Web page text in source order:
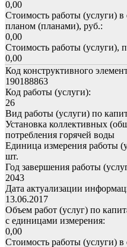
0,00
Стоимость работы (услуги)
планом (планами), руб.:
0,00
Стоимость работы (услуги),
0,00
Код конструктивного
190188863
Код работы (услуги):
26
Вид работы (услуги) по
Установка коллективных
потребления горячей воды
Единица измерения работы
шт.
Год завершения работы
2043
Дата актуализации
13.06.2017
Объем работ (услуг) по
с единицами измерения:
0,00
Стоимость работы (услуги)